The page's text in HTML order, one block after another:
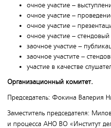
очное участие –
очное участие –
очное участие –
очное участие – стендовый
заочное участие –
заочное участите –
участие в качестве
Организационный комитет.
Председатель: Фокина Валерия
Заместитель председателя:
и процесса АНО ВО «Институт